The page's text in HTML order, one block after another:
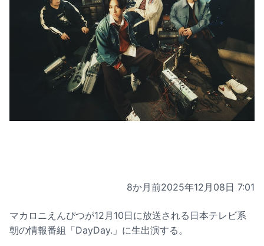
8か月前2025年12月08日 7:01
マカロニえんぴつが12月10日に放送される日本テレビ系
朝の情報番組「DayDay.」に生出演する。